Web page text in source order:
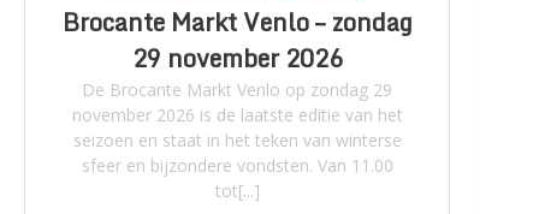
Brocante Markt Venlo – zondag
29 november 2026
De Brocante Markt Venlo op zondag 29
november 2026 is de laatste editie van het
seizoen en staat in het teken van winterse
sfeer en bijzondere vondsten. Van 11.00
tot[...]